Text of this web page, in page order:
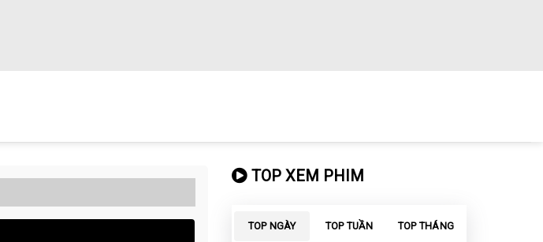
TOP XEM PHIM
TOP NGÀY TOP TUẦN TOP THÁNG